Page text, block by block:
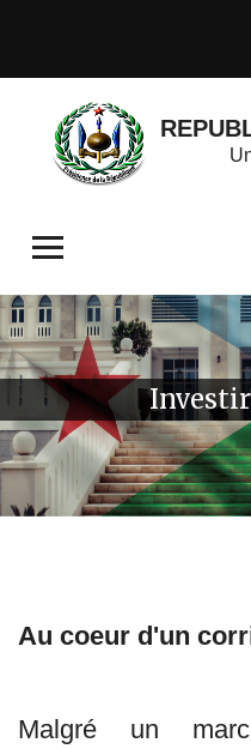
Au coeur d'un
Malgré un